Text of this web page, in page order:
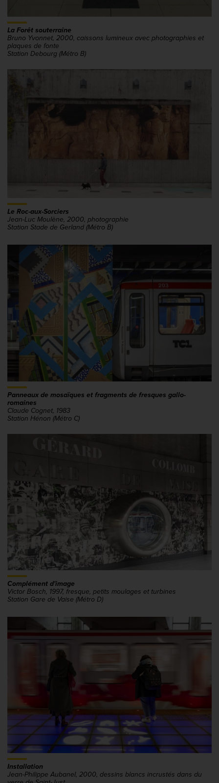
La Forêt souterraine
Bruno Yvonnet, 2000, caissons lumineux avec photographies et
plaques de fonte
Station Debourg (Métro B)
Le Roc-aux-Sorciers
Jean-Luc Moulène, 2000, photographie
Station Stade de Gerland (Métro B)
Panneaux de mosaïques et fragments de fresques gallo-
romaines
Claude Cognet, 1983
Station Hénon (Métro C)
Complément d'image
Victor Bosch, 1997, fresque, petits moulages et turbines
Station Gare de Vaise (Métro D)
Installation
Jean-Philippe Aubanel, 2000, dessins blancs incrustés dans du